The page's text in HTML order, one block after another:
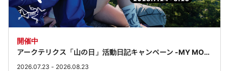
開催中
アークテリクス「山の日」活動日記キャンペーン -MY MOUNTAIN STORY-
2026.07.23 - 2026.08.23